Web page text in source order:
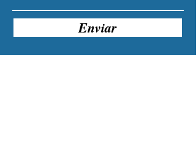
Enviar